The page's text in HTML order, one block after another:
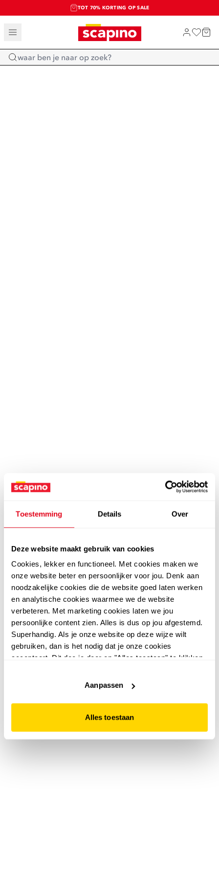
Toestemming Details Over
Deze website maakt gebruik van cookies
Cookies, lekker en functioneel. Met cookies maken we
onze website beter en persoonlijker voor jou. Denk aan
noodzakelijke cookies die de website goed laten werken
en analytische cookies waarmee we de website
verbeteren. Met marketing cookies laten we jou
persoonlijke content zien. Alles is dus op jou afgestemd.
Superhandig. Als je onze website op deze wijze wilt
gebruiken, dan is het nodig dat je onze cookies
accepteert. Dit doe je door op "Alles toestaan" te klikken.
website niet optimaal functioneert.
Aanpassen
Alles toestaan
TOT 70% KORTING OP SALE
SALE: LAATSTE KANS!
SHOP NIEUW
Home